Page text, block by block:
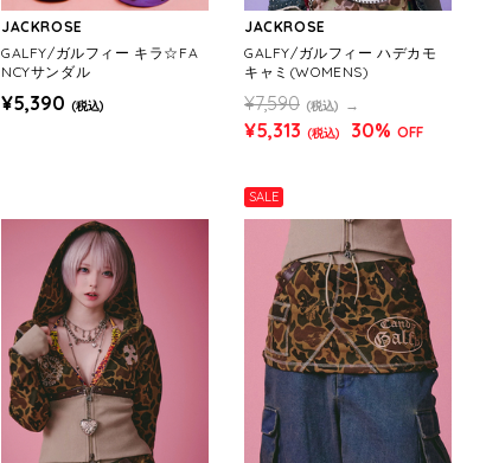
JACKROSE
GALFY/ガルフィー キラ☆FA
NCYサンダル
¥5,390 (税込)
JACKROSE
GALFY/ガルフィー ハデカモ
キャミ(WOMENS)
¥7,590 (税込)
¥5,313 (税込) 30% OFF
SALE